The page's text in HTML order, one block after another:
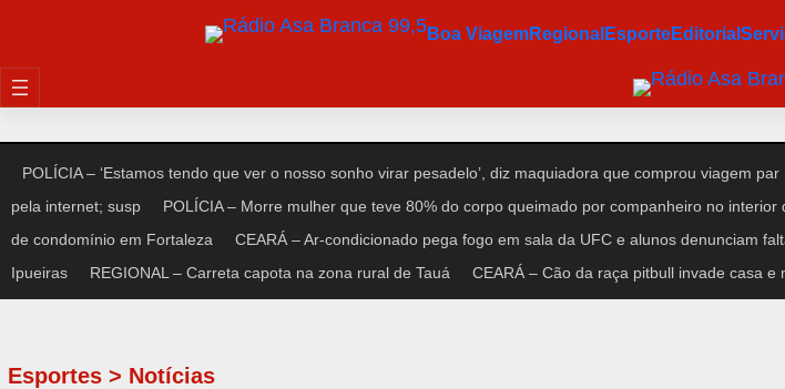
Boa ViagemRegional EsporteEditorial
POLÍCIA – ‘Estamos tendo que ver o nosso sonho virar pesadelo’, diz maquiadora que comprou viagem par
pela internet; susp
POLÍCIA – Morre mulher que teve 80% do corpo queimado por companheiro no interior
de condomínio em Fortaleza
CEARÁ – Ar-condicionado pega fogo em sala da UFC e alunos denunciam
Ipueiras
REGIONAL – Carreta capota na zona rural de Tauá CEARÁ – Cão da raça pitbull invade casa
Esportes > Notícias